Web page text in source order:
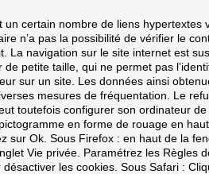
un certain nombre de liens hypertextes
n’a pas la possibilité de vérifier le
La navigation sur le site internet est
de petite taille, qui ne permet pas
sur un site. Les données ainsi
mesures de fréquentation. Le
toutefois configurer son ordinateur
en forme de rouage en
sur Ok. Sous Firefox : en haut de la
Vie privée. Paramétrez les Règles
les cookies. Sous Safari :